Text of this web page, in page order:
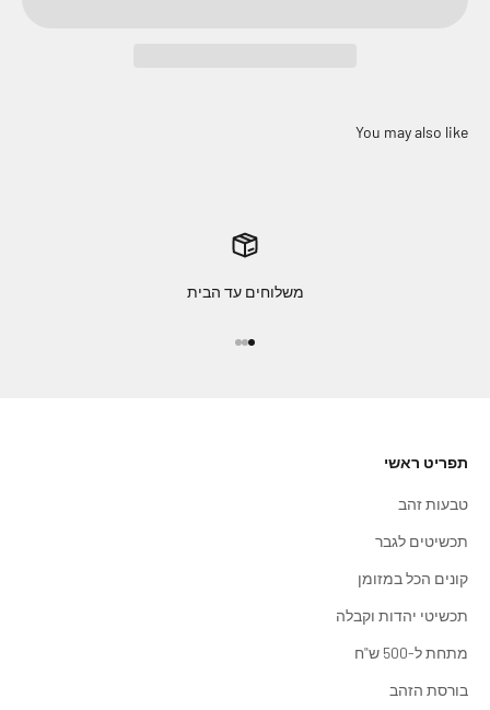
משלוחים עד הבית
תפריט ראשי
טבעות זהב
תכשיטים לגבר
קונים הכל במזומן
תכשיטי יהדות וקבלה
מתחת ל-500 ש"ח
בורסת הזהב